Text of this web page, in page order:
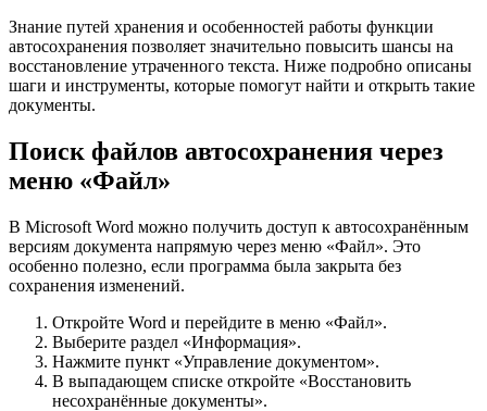
Знание путей хранения и особенностей работы функции
автосохранения позволяет значительно повысить шансы на
восстановление утраченного текста. Ниже подробно описаны
шаги и инструменты, которые помогут найти и открыть такие
документы.
Поиск файлов автосохранения через
меню «Файл»
В Microsoft Word можно получить доступ к автосохранённым
версиям документа напрямую через меню «Файл». Это
особенно полезно, если программа была закрыта без
сохранения изменений.
Откройте Word и перейдите в меню «Файл».
Выберите раздел «Информация».
Нажмите пункт «Управление документом».
В выпадающем списке откройте «Восстановить
несохранённые документы».